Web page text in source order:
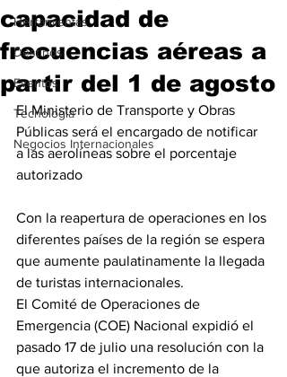
Herramientas
Destinos
Eventos
Tecnología
Negocios Internacionales
capacidad de
frecuencias aéreas a
partir del 1 de agosto
El Ministerio de Transporte y Obras
Públicas será el encargado de notificar
a las aerolíneas sobre el porcentaje
autorizado
Con la reapertura de operaciones en los
diferentes países de la región se espera
que aumente paulatinamente la llegada
de turistas internacionales.
El Comité de Operaciones de
Emergencia (COE) Nacional expidió el
pasado 17 de julio una resolución con la
que autoriza el incremento de la